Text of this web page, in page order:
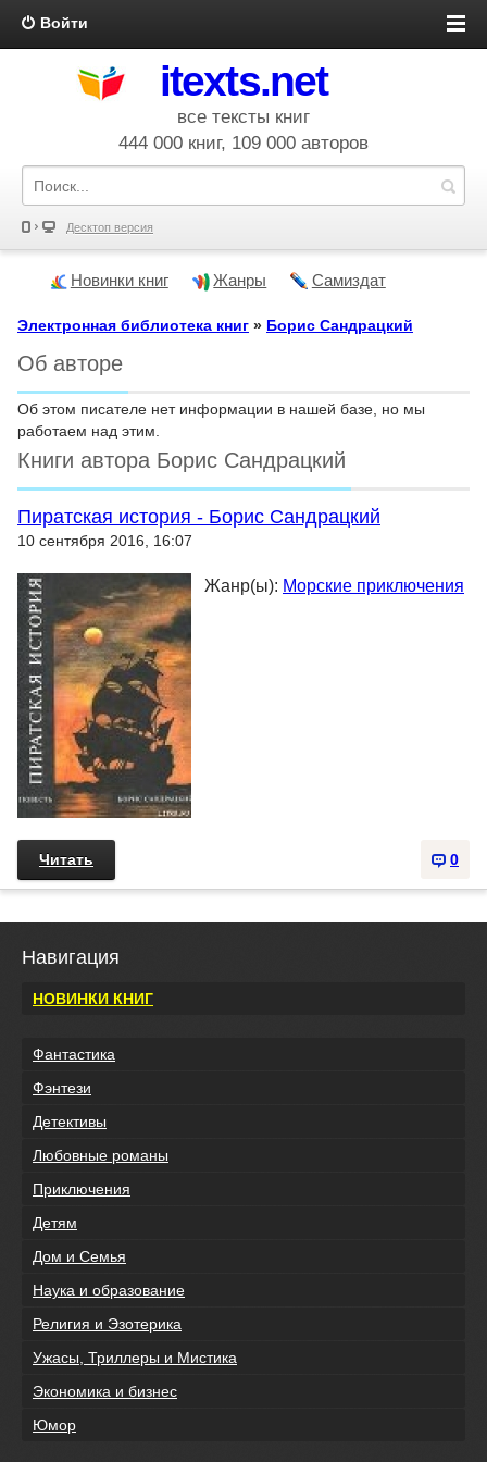
Войти
itexts.net
все тексты книг
444 000 книг, 109 000 авторов
Десктоп версия
Новинки книг Жанры Самиздат
Электронная библиотека книг » Борис Сандрацкий
Об авторе
Об этом писателе нет информации в нашей базе, но мы
работаем над этим.
Книги автора Борис Сандрацкий
Пиратская история - Борис Сандрацкий
10 сентября 2016, 16:07
Жанр(ы): Морские приключения
0
Читать
Навигация
НОВИНКИ КНИГ
Фантастика
Фэнтези
Детективы
Любовные романы
Приключения
Детям
Дом и Семья
Наука и образование
Религия и Эзотерика
Ужасы, Триллеры и Мистика
Экономика и бизнес
Юмор